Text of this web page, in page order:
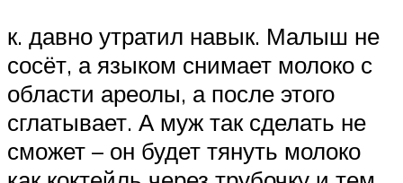
к. давно утратил навык. Малыш не
сосёт, а языком снимает молоко с
области ареолы, а после этого
сглатывает. А муж так сделать не
сможет – он будет тянуть молоко